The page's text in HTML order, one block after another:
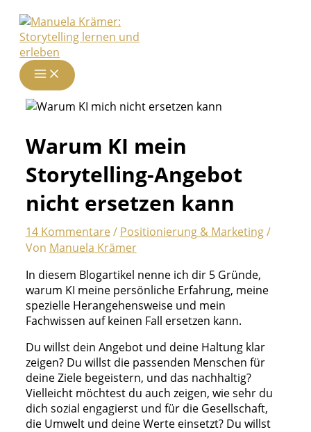
Zum
Inhalt
springen
Warum KI mein
Storytelling-Angebot
nicht ersetzen kann
14 Kommentare/ Positionierung & Marketing/
Von Manuela Krämer
In diesem Blogartikel nenne ich dir 5 Gründe,
warum KI meine persönliche Erfahrung, meine
spezielle Herangehensweise und mein
Fachwissen auf keinen Fall ersetzen kann.
Du willst dein Angebot und deine Haltung klar
zeigen? Du willst die passenden Menschen für
deine Ziele begeistern, und das nachhaltig?
Vielleicht möchtest du auch zeigen, wie sehr du
dich sozial engagierst und für die Gesellschaft,
die Umwelt und deine Werte einsetzt? Du willst